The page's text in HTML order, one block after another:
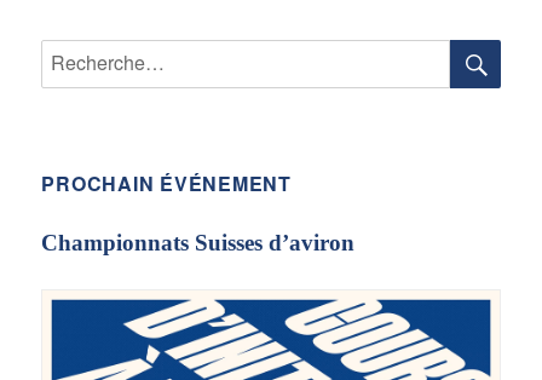
E
Recherche
pour :
PROCHAIN ÉVÉNEMENT
Championnats Suisses d’aviron